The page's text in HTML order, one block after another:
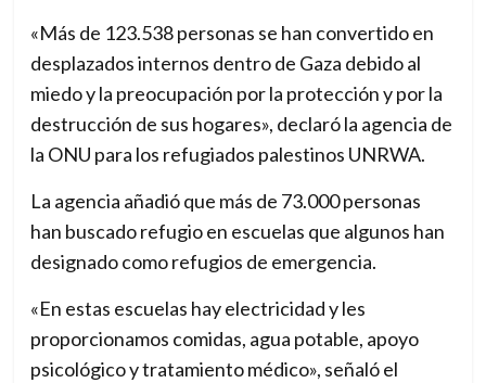
a
l
m
e
d
r
a
c
«Más de 123.538 personas se han convertido en
desplazados internos dentro de Gaza debido al
miedo y la preocupación por la protección y por la
destrucción de sus hogares», declaró la agencia de
la ONU para los refugiados palestinos UNRWA.
La agencia añadió que más de 73.000 personas
han buscado refugio en escuelas que algunos han
designado como refugios de emergencia.
«En estas escuelas hay electricidad y les
proporcionamos comidas, agua potable, apoyo
psicológico y tratamiento médico», señaló el